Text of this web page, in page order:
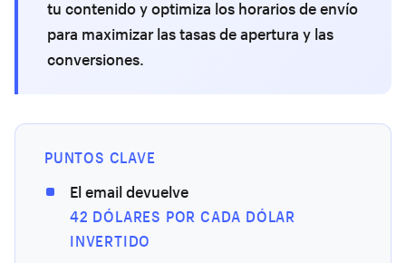
tu contenido y optimiza los horarios de envío
para maximizar las tasas de apertura y las
conversiones.
PUNTOS CLAVE
El email devuelve
42 DÓLARES POR CADA DÓLAR
INVERTIDO